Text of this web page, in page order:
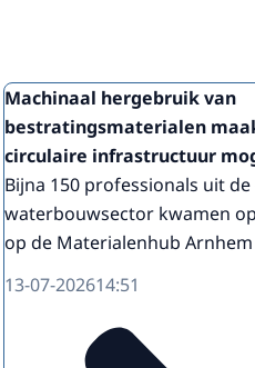
Machinaal hergebruik van
bestratingsmaterialen
circulaire infrastructuur
Bijna 150 professionals uit
waterbouwsector kwamen
op de Materialenhub Arnhem
13-07-202614:51